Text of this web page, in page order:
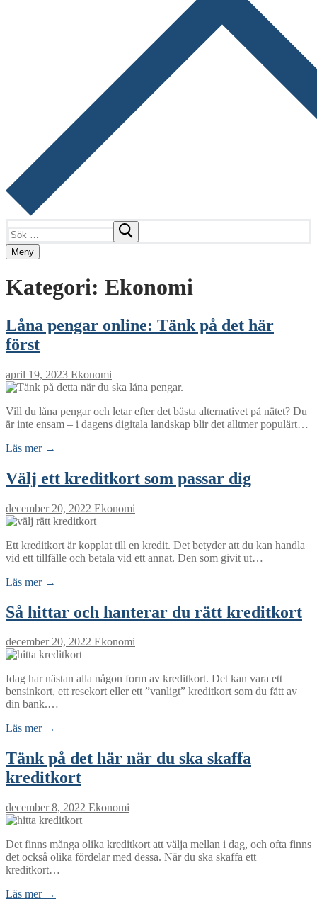
Meny
Kategori: Ekonomi
Låna pengar online: Tänk på det här
först
april 19, 2023 Ekonomi
Vill du låna pengar och letar efter det bästa alternativet på nätet? Du
är inte ensam – i dagens digitala landskap blir det alltmer populärt…
Läs mer →
Välj ett kreditkort som passar dig
december 20, 2022 Ekonomi
Ett kreditkort är kopplat till en kredit. Det betyder att du kan handla
vid ett tillfälle och betala vid ett annat. Den som givit ut…
Läs mer →
Så hittar och hanterar du rätt kreditkort
december 20, 2022 Ekonomi
Idag har nästan alla någon form av kreditkort. Det kan vara ett
bensinkort, ett resekort eller ett ”vanligt” kreditkort som du fått av
din bank.…
Läs mer →
Tänk på det här när du ska skaffa
kreditkort
december 8, 2022 Ekonomi
Det finns många olika kreditkort att välja mellan i dag, och ofta finns
det också olika fördelar med dessa. När du ska skaffa ett
kreditkort…
Läs mer →